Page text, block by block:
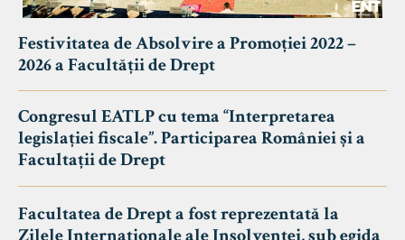
Festivitatea de Absolvire a Promoției 2022 –
2026 a Facultății de Drept
Congresul EATLP cu tema “Interpretarea
legislației fiscale”. Participarea României și a
Facultații de Drept
Facultatea de Drept a fost reprezentată la